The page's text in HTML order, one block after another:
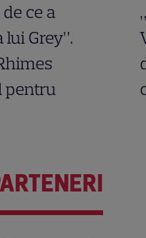
ce a
Grey”.
pentru